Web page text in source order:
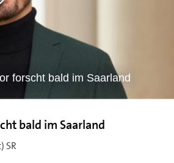
forscht bald im Saarland
bald im Saarland
SR